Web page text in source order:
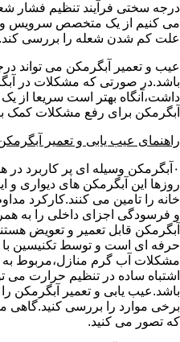
درجه سختی فرآیند تنظیم فشار
می کنیم از یک متخصص سرویس و
علت کم شدن شعله را بررسی کند.
عیب و تعمیر آبگرمکن می تواند
باشد.در صورتی که مشکلات در
داشت،آنگاه بهتر است سریعا از
آبگرمکن برای رفع مشکلات کمک
راهنمای عیب یابی و تعمیر
۰آبگرمکن وسیله ای پر کاربرد
روزها این آبگرمکن های دیواری
خانه را تامین می کنند.کارکرد
و فرسودگی اجزای داخلی را به
آبگرمکن قابل تعمیر و تعویض
حرفه ای است و توسط تکنیسین با
مشکلات آب گرم منازل،مربوط
اشتباه ساده در تنظیم حرارت می
باشد.عیب یابی و تعمیر آبگرمکن
برخی موارد را بررسی
که تصور می کنید.